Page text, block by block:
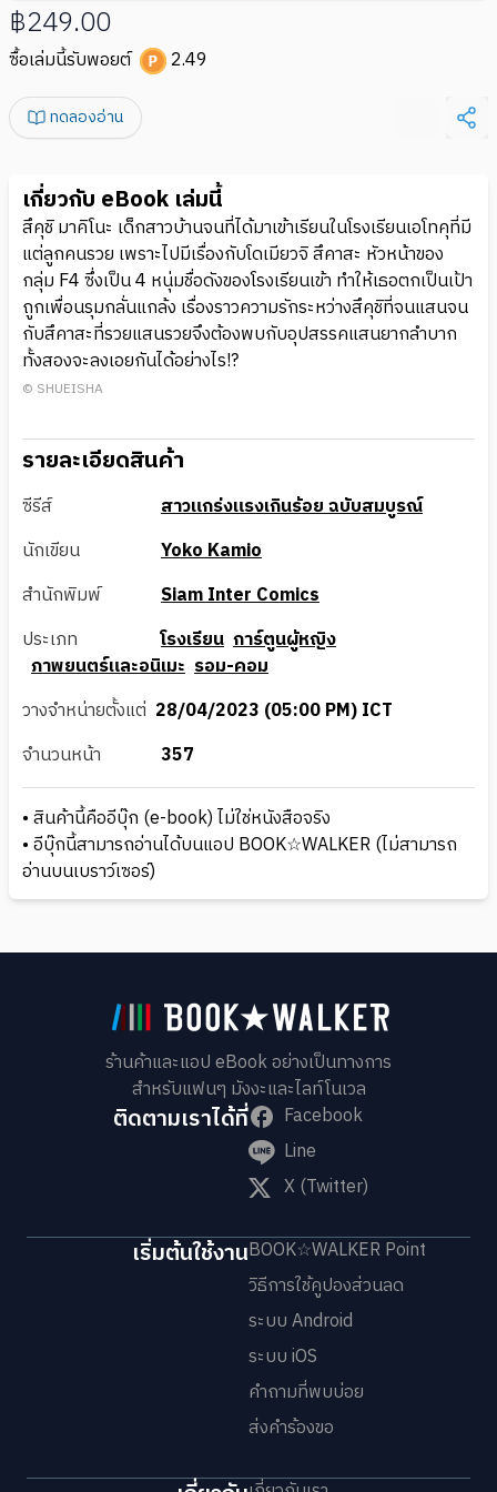
฿249.00
ซื้อเล่มนี้รับพอยต์ 2.49
ทดลองอ่าน
เกี่ยวกับ eBook เล่มนี้
สึคุชิ มาคิโนะ เด็กสาวบ้านจนที่ได้มาเข้าเรียนในโรงเรียนเอโทคุที่มี
แต่ลูกคนรวย เพราะไปมีเรื่องกับโดเมียวจิ สึคาสะ หัวหน้าของ
กลุ่ม F4 ซึ่งเป็น 4 หนุ่มชื่อดังของโรงเรียนเข้า ทำให้เธอตกเป็นเป้า
ถูกเพื่อนรุมกลั่นแกล้ง เรื่องราวความรักระหว่างสึคุชิที่จนแสนจน
กับสึคาสะที่รวยแสนรวยจึงต้องพบกับอุปสรรคแสนยากลำบาก
ทั้งสองจะลงเอยกันได้อย่างไร!?
© SHUEISHA
รายละเอียดสินค้า
ซีรีส์
สาวแกร่งแรงเกินร้อย ฉบับสมบูรณ์
นักเขียน
Yoko Kamio
สำนักพิมพ์
Siam Inter Comics
ประเภท
โรงเรียน การ์ตูนผู้หญิง
ภาพยนตร์และอนิเมะ รอม-คอม
วางจำหน่ายตั้งแต่ 28/04/2023 (05:00 PM) ICT
จำนวนหน้า
357
• สินค้านี้คืออีบุ๊ก (e-book) ไม่ใช่หนังสือจริง
• อีบุ๊กนี้สามารถอ่านได้บนแอป BOOK☆WALKER (ไม่สามารถ
อ่านบนเบราว์เซอร์)
ร้านค้าและแอป eBook อย่างเป็นทางการ
สำหรับแฟนๆ มังงะและไลท์โนเวล
ติดตามเราได้ที่
Facebook
Line
X (Twitter)
เริ่มต้นใช้งานBOOK☆WALKER Point
วิธีการใช้คูปองส่วนลด
ระบบ Android
ระบบ iOS
คำถามที่พบบ่อย
ส่งคำร้องขอ